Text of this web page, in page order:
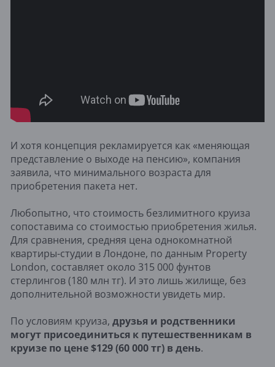
И хотя концепция рекламируется как «меняющая
представление о выходе на пенсию», компания
заявила, что минимального возраста для
приобретения пакета нет.
Любопытно, что стоимость безлимитного круиза
сопоставима со стоимостью приобретения жилья.
Для сравнения, средняя цена однокомнатной
квартиры-студии в Лондоне, по данным Property
London, составляет около 315 000 фунтов
стерлингов (180 млн тг). И это лишь жилище, без
дополнительной возможности увидеть мир.
По условиям круиза, друзья и родственники
могут присоединиться к путешественникам в
круизе по цене $129 (60 000 тг) в день.